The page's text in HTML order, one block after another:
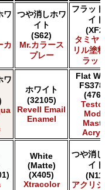
ワ
カ
つや消しホワ
イト
(S62)
Mr.カラース
プレー
フラッ
イト
タミヤ
リル塗
ラッ
ワ
ホワイト
(32105)
Revell Email
Enamel
Flat
White
(Matte)
(X405)
Xtracolor
つや消
イト
アクリ